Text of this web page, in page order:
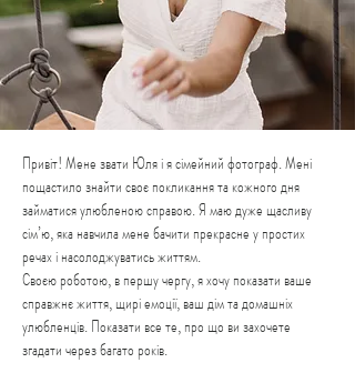
Привіт! Мене звати Юля і я сімейний фотограф. Мені
пощастило знайти своє покликання та кожного дня
займатися улюбленою справою. Я маю дуже щасливу
сім’ю, яка навчила мене бачити прекрасне у простих
речах і насолоджуватись життям.
Своєю роботою, в першу чергу, я хочу показати ваше
справжнє життя, щирі емоції, ваш дім та домашніх
улюбленців. Показати все те, про що ви захочете
згадати через багато років.